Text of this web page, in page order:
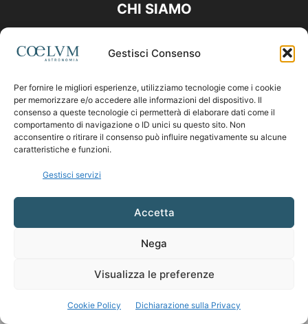
Gestisci Consenso
Per fornire le migliori esperienze, utilizziamo tecnologie come i cookie
per memorizzare e/o accedere alle informazioni del dispositivo. Il
consenso a queste tecnologie ci permetterà di elaborare dati come il
comportamento di navigazione o ID unici su questo sito. Non
acconsentire o ritirare il consenso può influire negativamente su alcune
caratteristiche e funzioni.
Gestisci servizi
Accetta
Nega
Visualizza le preferenze
Cookie Policy Dichiarazione sulla Privacy
CHI SIAMO
Contattaci:coelumastro@coelum.com
SEGUICI